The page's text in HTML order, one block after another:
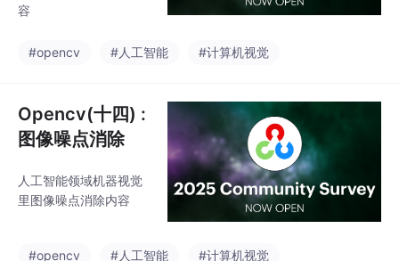
容
#opencv #人工智能 #计算机视觉
Opencv(十四) :
图像噪点消除
人工智能领域机器视觉
里图像噪点消除内容
#opencv #人工智能 #计算机视觉